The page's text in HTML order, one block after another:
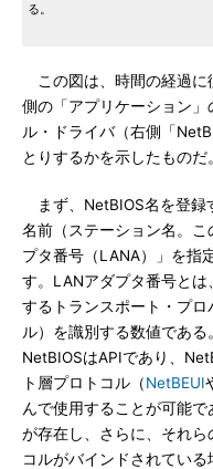
る。
この図は、時間の経過に
側の「アプリケーション
ル・ドライバ（右側「
とりするかを示したものだ。
まず、NetBIOS名を登録
名前（ステーション名。
プタ番号（LANA）」を指
す。LANアダプタ番号と
するトランスポート・プ
ル）を識別する数値である
NetBIOSはAPIであり、
ト層プロトコル（NetBEUI
んで使用することが可能
が存在し、さらに、それ
コルがバインドされてい